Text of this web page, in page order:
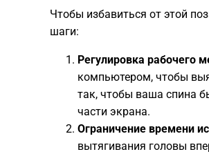
Чтобы избавиться от этой
шаги:
Регулировка рабочего
компьютером, чтобы
так, чтобы ваша спина
части экрана.
Ограничение времени
вытягивания головы